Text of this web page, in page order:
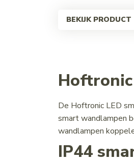
BEKIJK PRODUCT
De Hoftronic LED
smart wandlampen
wandlampen
IP44